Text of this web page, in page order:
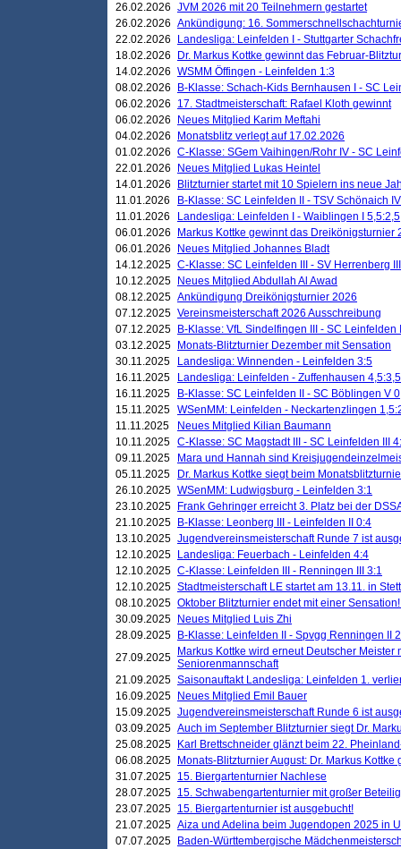
26.02.2026 JVM 2026 mit 20 Teilnehmern gestartet
26.02.2026 Ankündigung: 16.
22.02.2026
Landesliga: Leinfelden I - Stuttgarter
18.02.2026
Dr. Markus Kottke gewinnt das Februar-
14.02.2026 WSMM Öffingen - Leinfelden 1:3
08.02.2026
B-Klasse: Schach-Kids Bernhausen I - SC
06.02.2026
17. Stadtmeisterschaft: Rafael Kloth gewinnt
06.02.2026
Neues Mitglied Karim Meftahi
04.02.2026
Monatsblitz verlegt auf 17.02.2026
01.02.2026 C-Klasse: SGem Vaihingen/Rohr IV - SC
22.01.2026
Neues Mitglied Lukas Heintel
14.01.2026
Blitzturnier startet mit 10 Spielern ins neue
11.01.2026
B-Klasse: SC Leinfelden II - TSV Schönaich
11.01.2026
Landesliga: Leinfelden I - Waiblingen I 5,5:2,5
06.01.2026
Markus Kottke gewinnt das Dreikönigsturnier
06.01.2026
Neues Mitglied Johannes Bladt
14.12.2025 C-Klasse: SC Leinfelden III - SV Herrenberg
10.12.2025
Neues Mitglied Abdullah Al Awad
08.12.2025 Ankündigung Dreikönigsturnier 2026
07.12.2025 Vereinsmeisterschaft 2026 Ausschreibung
07.12.2025
B-Klasse: VfL Sindelfingen III - SC Leinfelden
03.12.2025
Monats-Blitzturnier Dezember mit Sensation
30.11.2025
Landesliga: Winnenden - Leinfelden 3:5
16.11.2025
Landesliga: Leinfelden - Zuffenhausen 4,5:3,5
16.11.2025
B-Klasse: SC Leinfelden II - SC Böblingen V
15.11.2025 WSenMM: Leinfelden - Neckartenzlingen
11.11.2025
Neues Mitglied Kilian Baumann
10.11.2025 C-Klasse: SC Magstadt III - SC Leinfelden III
09.11.2025
Mara und Hannah sind
05.11.2025
Dr. Markus Kottke siegt beim
26.10.2025 WSenMM: Ludwigsburg - Leinfelden 3:1
23.10.2025
Frank Gehringer erreicht 3. Platz bei der
21.10.2025
B-Klasse: Leonberg III - Leinfelden II 0:4
13.10.2025 Jugendvereinsmeisterschaft Runde 7 ist
12.10.2025
Landesliga: Feuerbach - Leinfelden 4:4
12.10.2025 C-Klasse: Leinfelden III - Renningen III 3:1
12.10.2025 Stadtmeisterschaft LE startet am 13.11. in
08.10.2025 Oktober Blitzturnier endet mit einer
30.09.2025
Neues Mitglied Luis Zhi
28.09.2025
B-Klasse: Leinfelden II - Spvgg Renningen II
27.09.2025
Markus Kottke wird erneut Deutscher Meister
Seniorenmannschaft
21.09.2025 Saisonauftakt Landesliga: Leinfelden 1.
16.09.2025
Neues Mitglied Emil Bauer
15.09.2025 Jugendvereinsmeisterschaft Runde 6 ist
03.09.2025 Auch im September Blitzturnier siegt Dr.
25.08.2025
Karl Brettschneider glänzt beim 22.
06.08.2025
Monats-Blitzturnier August: Dr. Markus Kottke
31.07.2025 15. Biergartenturnier Nachlese
28.07.2025 15. Schwabengartenturnier mit großer
23.07.2025 15. Biergartenturnier ist ausgebucht!
21.07.2025 Aiza und Adelina beim Jugendopen 2025 in
07.07.2025
Baden-Württembergische